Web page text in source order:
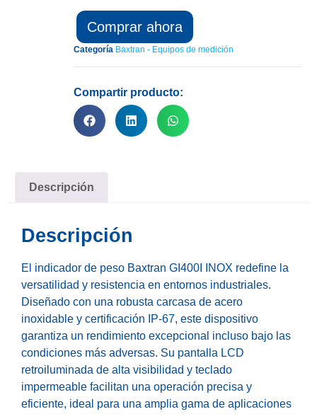
Comprar ahora
Categoría Baxtran - Equipos de medición
Compartir producto:
Descripción
Descripción
El indicador de peso Baxtran GI400I INOX redefine la
versatilidad y resistencia en entornos industriales.
Diseñado con una robusta carcasa de acero
inoxidable y certificación IP-67, este dispositivo
garantiza un rendimiento excepcional incluso bajo las
condiciones más adversas. Su pantalla LCD
retroiluminada de alta visibilidad y teclado
impermeable facilitan una operación precisa y
eficiente, ideal para una amplia gama de aplicaciones